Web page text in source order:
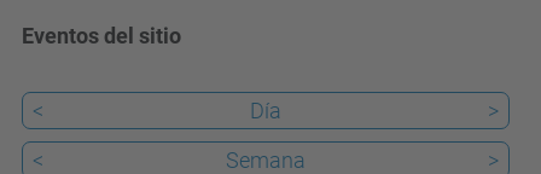
Eventos del sitio
< Día
>
<
Semana
>